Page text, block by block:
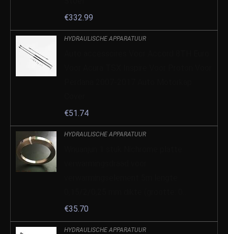
€332.99
HYDRAULISCHE APPARATUUR
€51.74
HYDRAULISCHE APPARATUUR
€35.70
HYDRAULISCHE APPARATUUR